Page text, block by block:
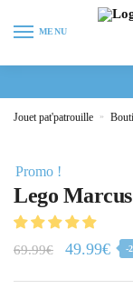
MENU
Jouet pat'patrouille »
Promo !
Lego
69.99€ 49.99€ -